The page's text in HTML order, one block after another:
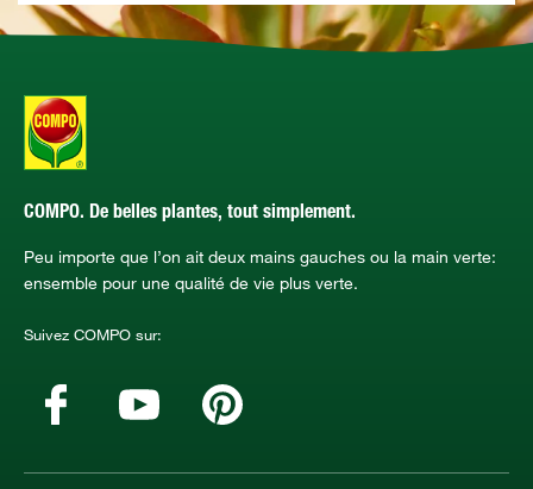
COMPO. De belles plantes, tout simplement.
Peu importe que l’on ait deux mains gauches ou la main verte:
ensemble pour une qualité de vie plus verte.
Suivez COMPO sur: